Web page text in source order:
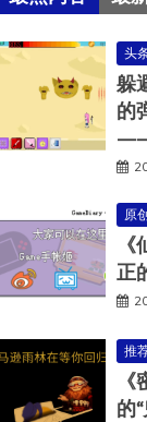
头
躲
的
——
原
正
推
的